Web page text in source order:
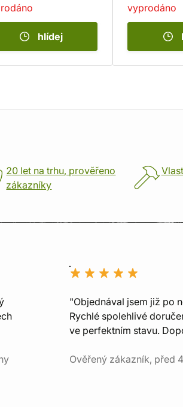
hlídej
vyprodáno
20 let na trhu, prověřeno
zákazníky
"Objednával jsem již po
Rychlé spolehlivé
ve perfektním stavu.
Ověřený zákazník, před